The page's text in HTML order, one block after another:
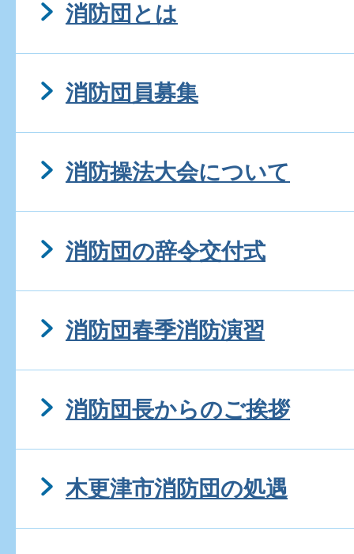
消防団とは
消防団員募集
消防操法大会について
消防団の辞令交付式
消防団春季消防演習
消防団長からのご挨拶
木更津市消防団の処遇